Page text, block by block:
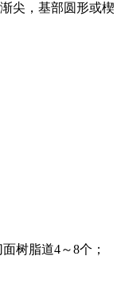
尖，基部圆形或楔
树脂道4～8个；